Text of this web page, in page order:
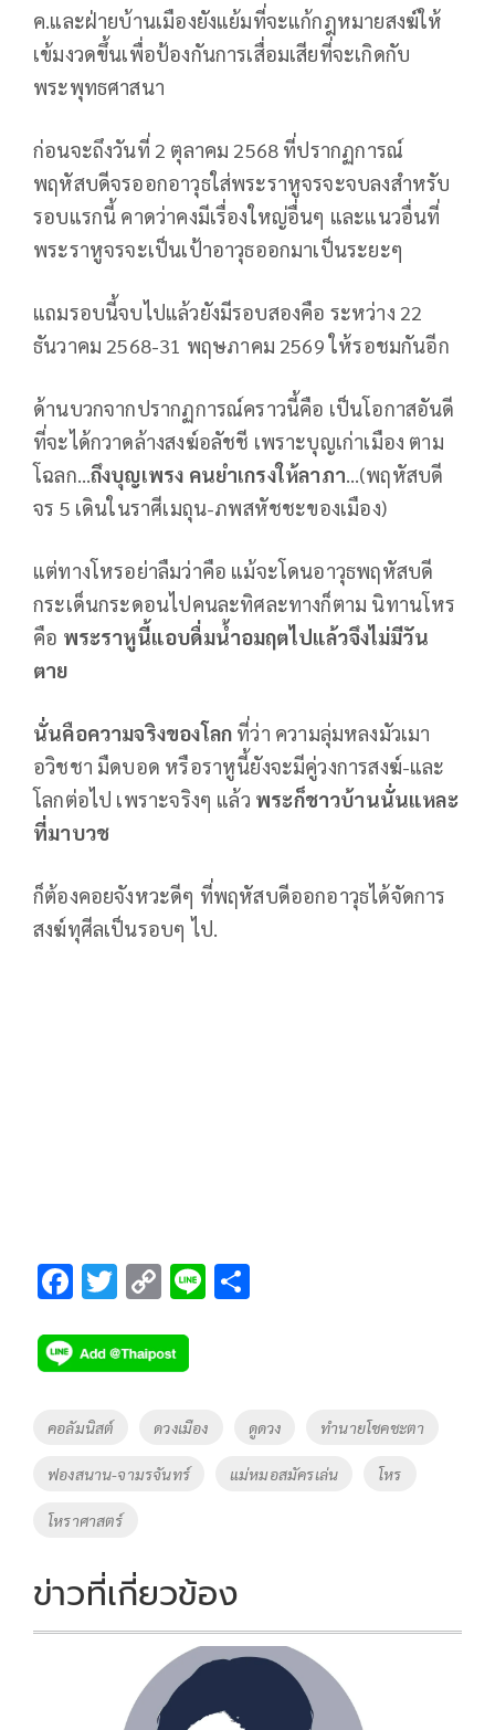
ค.และฝ่ายบ้านเมืองยังแย้มที่จะแก้กฎหมายสงฆ์ให้
เข้มงวดขึ้นเพื่อป้องกันการเสื่อมเสียที่จะเกิดกับ
พระพุทธศาสนา
ก่อนจะถึงวันที่ 2 ตุลาคม 2568 ที่ปรากฏการณ์
พฤหัสบดีจรออกอาวุธใส่พระราหูจรจะจบลงสำหรับ
รอบแรกนี้ คาดว่าคงมีเรื่องใหญ่อื่นๆ และแนวอื่นที่
พระราหูจรจะเป็นเป้าอาวุธออกมาเป็นระยะๆ
แถมรอบนี้จบไปแล้วยังมีรอบสองคือ ระหว่าง 22
ธันวาคม 2568-31 พฤษภาคม 2569 ให้รอชมกันอีก
ด้านบวกจากปรากฏการณ์คราวนี้คือ เป็นโอกาสอันดี
ที่จะได้กวาดล้างสงฆ์อลัชชี เพราะบุญเก่าเมือง ตาม
โฉลก…ถึงบุญเพรง คนยำเกรงให้ลาภา…(พฤหัสบดี
จร 5 เดินในราศีเมถุน-ภพสหัชชะของเมือง)
แต่ทางโหรอย่าลืมว่าคือ แม้จะโดนอาวุธพฤหัสบดี
กระเด็นกระดอนไปคนละทิศละทางก็ตาม นิทานโหร
คือ พระราหูนี้แอบดื่มน้ำอมฤตไปแล้วจึงไม่มีวัน
ตาย
นั่นคือความจริงของโลก ที่ว่า ความลุ่มหลงมัวเมา
อวิชชา มืดบอด หรือราหูนี้ยังจะมีคู่วงการสงฆ์-และ
โลกต่อไป เพราะจริงๆ แล้ว พระก็ชาวบ้านนั่นแหละ
ที่มาบวช
ก็ต้องคอยจังหวะดีๆ ที่พฤหัสบดีออกอาวุธได้จัดการ
สงฆ์ทุศีลเป็นรอบๆ ไป.
F
e
b
o
o
k
T
tt
er
C
p
y
Li
n
k
Li
Tags
คอลัมนิสต์ ดวงเมือง ดูดวง ทำนายโชคชะตา
ฟองสนาน-จามรจันทร์ แม่หมอสมัครเล่น โหร
โหราศาสตร์
ข่าวที่เกี่ยวข้อง